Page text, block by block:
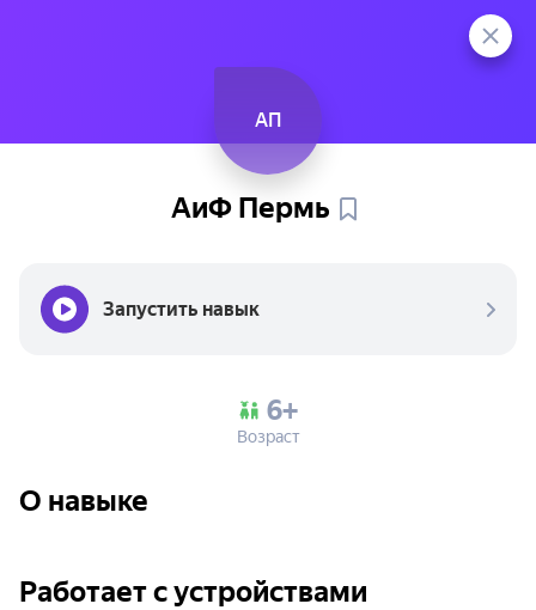
АП
АиФ Пермь
Запустить навык
6+
Возраст
О навыке
Работает с устройствами